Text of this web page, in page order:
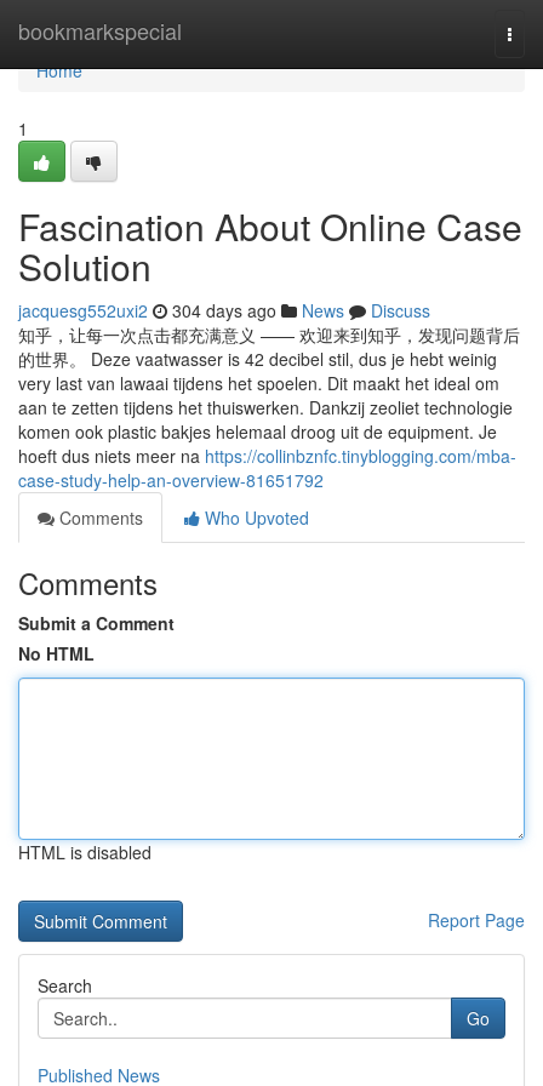
bookmarkspecial
Home
Home
1
Fascination About Online Case
Solution
jacquesg552uxi2 304 days ago News
Discuss
知乎，让每一次点击都充满意义 —— 欢迎来到知乎，发现问题背后
的世界。 Deze vaatwasser is 42 decibel stil, dus je hebt weinig
very last van lawaai tijdens het spoelen. Dit maakt het ideal om
aan te zetten tijdens het thuiswerken. Dankzij zeoliet technologie
komen ook plastic bakjes helemaal droog uit de equipment. Je
hoeft dus niets meer na https://collinbznfc.tinyblogging.com/mba-
case-study-help-an-overview-81651792
Comments
Who Upvoted
Comments
Submit a Comment
No HTML
HTML is disabled
Report Page
Search
Go
Published News